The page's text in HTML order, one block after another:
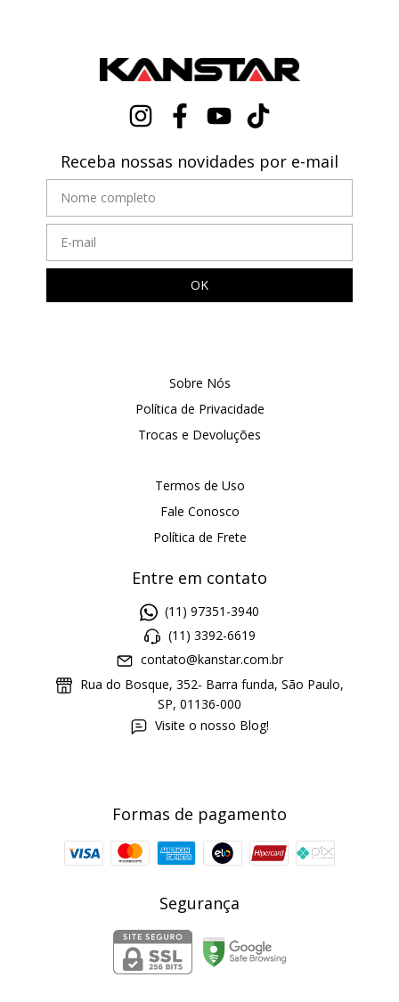
Receba nossas novidades por e-mail
Sobre Nós
Política de Privacidade
Trocas e Devoluções
Termos de Uso
Fale Conosco
Política de Frete
Entre em contato
(11) 97351-3940
(11) 3392-6619
contato@kanstar.com.br
Rua do Bosque, 352- Barra funda, São Paulo,
SP, 01136-000
Visite o nosso Blog!
Formas de pagamento
Segurança